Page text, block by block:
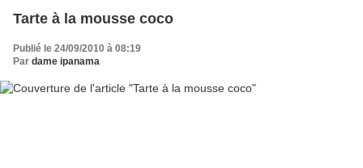
Tarte à la mousse coco
Publié le 24/09/2010 à 08:19
Par dame ipanama